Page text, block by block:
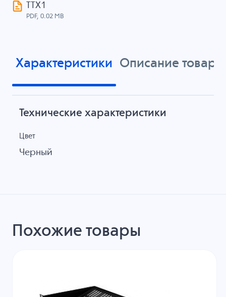
ТТХ1
PDF, 0.02 MB
Характеристики Описание товара
Технические характеристики
Цвет
Черный
Похожие товары